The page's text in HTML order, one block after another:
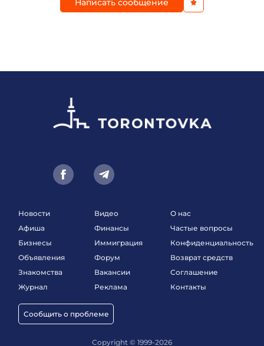
Новости
Афиша
Бизнесы
Объявления
Знакомства
Журнал
Сообщить о проблеме
Видео
Финансы
Иммиграция
Форум
Вакансии
Реклама
О нас
Частые вопросы
Конфиденциальность
Возврат средств
Соглашение
Контакты
Copyright © 1999-2026